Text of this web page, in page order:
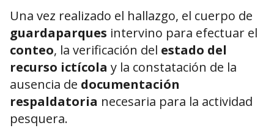
Una vez realizado el hallazgo, el cuerpo de
guardaparques intervino para efectuar el
conteo, la verificación del estado del
recurso ictícola y la constatación de la
ausencia de documentación
respaldatoria necesaria para la actividad
pesquera.